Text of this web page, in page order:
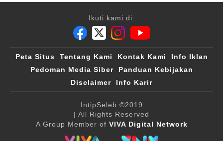
Ikuti kami di:
Peta Situs Tentang Kami Kontak Kami
Info Iklan
Pedoman Media Siber
Panduan Kebijakan
Disclaimer
Info Karir
IntipSeleb ©2019
| All Rights Reserved
A Group Member of VIVA Digital Network